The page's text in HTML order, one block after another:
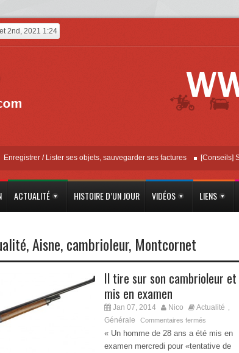
2nd, 2021 1:24
/ Lister ses objets, sauvegarder ses factures [Conseils] Société
ACTUALITÉ HISTOIRE D’UN JOUR VIDÉOS LIENS
,Aisne,cambrioleur, Montcornet
Il tire sur son cambrioleur
mis en examen
Jan 07, 2014 Nico Actualité
Générale Commentaires fermés
« Un homme de 28 ans a été mis en
examen mercredi pour «tentative de